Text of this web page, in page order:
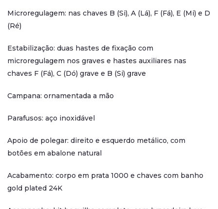
Microregulagem: nas chaves B (Si), A (Lá), F (Fá), E (Mi) e D
(Ré)
Estabilização: duas hastes de fixação com
microregulagem nos graves e hastes auxiliares nas
chaves F (Fá), C (Dó) grave e B (Si) grave
Campana: ornamentada a mão
Parafusos: aço inoxidável
Apoio de polegar: direito e esquerdo metálico, com
botões em abalone natural
Acabamento: corpo em prata 1000 e chaves com banho
gold plated 24K